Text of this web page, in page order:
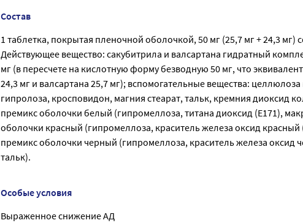
Состав
1 таблетка, покрытая пленочной оболочкой, 50 мг (25,7 мг + 24,3 мг)
Действующее вещество: сакубитрила и валсартана гидратный
мг (в пересчете на кислотную форму безводную 50 мг, что
24,3 мг и валсартана 25,7 мг); вспомогательные вещества:
гипролоза, кросповидон, магния стеарат, тальк, кремния диоксид
премикс оболочки белый (гипромеллоза, титана диоксид (E171),
оболочки красный (гипромеллоза, краситель железа оксид красный
премикс оболочки черный (гипромеллоза, краситель железа оксид
тальк).
Особые условия
Выраженное снижение АД